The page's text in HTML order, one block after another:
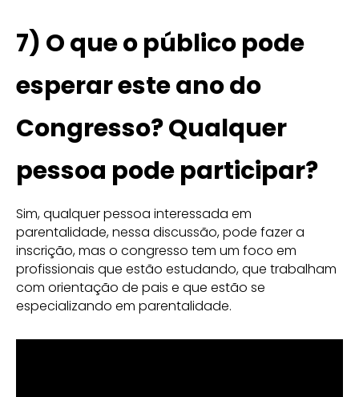
7) O que o público pode
esperar este ano do
Congresso? Qualquer
pessoa pode participar?
Sim, qualquer pessoa interessada em
parentalidade, nessa discussão, pode fazer a
inscrição, mas o congresso tem um foco em
profissionais que estão estudando, que trabalham
com orientação de pais e que estão se
especializando em parentalidade.